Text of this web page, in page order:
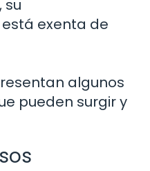
su
exenta de
algunos
pueden surgir y